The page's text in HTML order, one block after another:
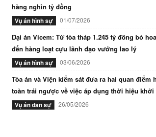
hàng nghìn tỷ đồng
Vụ án hình sự 01/07/2026
Đại án Vicem: Từ tòa tháp 1.245 tỷ đồng bỏ
đến hàng loạt cựu lãnh đạo vướng lao lý
Vụ án hình sự 03/06/2026
Tòa án và Viện kiểm sát đưa ra hai quan điểm
toàn trái ngược về việc áp dụng thời hiệu khởi
Vụ án dân sự 26/05/2026